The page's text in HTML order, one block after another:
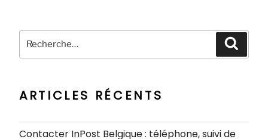
Recherche
pour
ARTICLES RÉCENTS
Contacter InPost Belgique : téléphone, suivi de